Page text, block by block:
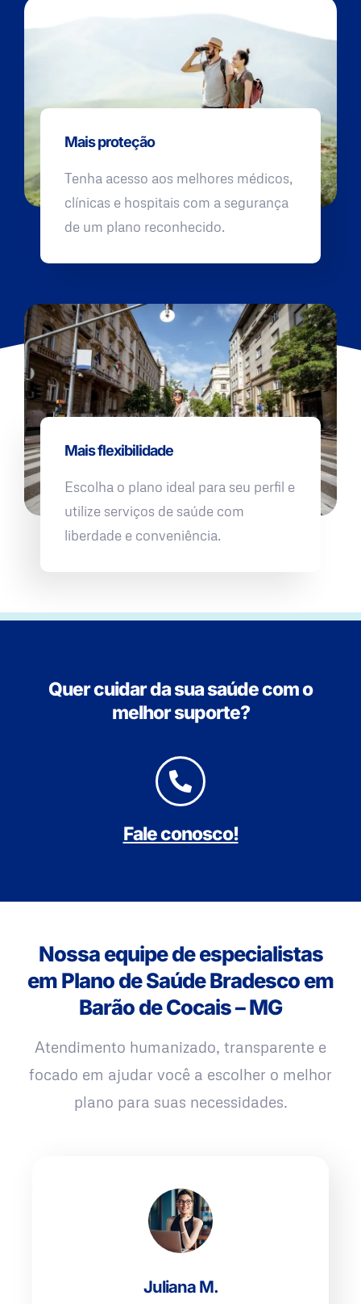
Mais proteção
Tenha acesso aos melhores médicos,
clínicas e hospitais com a segurança
de um plano reconhecido.
Mais flexibilidade
Escolha o plano ideal para seu perfil e
utilize serviços de saúde com
liberdade e conveniência.
Quer cuidar da sua saúde com o
melhor suporte?
Fale conosco!
Nossa equipe de especialistas
em Plano de Saúde Bradesco em
Barão de Cocais – MG
Atendimento humanizado, transparente e
focado em ajudar você a escolher o melhor
plano para suas necessidades.
Juliana M.